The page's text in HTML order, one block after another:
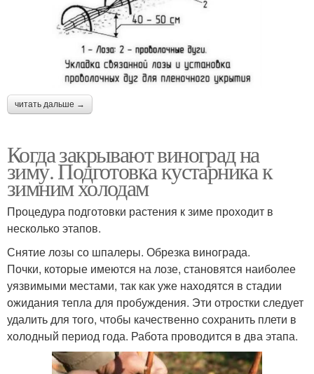
читать дальше →
Когда закрывают виноград на
зиму. Подготовка кустарника к
зимним холодам
Процедура подготовки растения к зиме проходит в
несколько этапов.
Снятие лозы со шпалеры. Обрезка винограда.
Почки, которые имеются на лозе, становятся наиболее
уязвимыми местами, так как уже находятся в стадии
ожидания тепла для пробуждения. Эти отростки следует
удалить для того, чтобы качественно сохранить плети в
холодный период года. Работа проводится в два этапа.